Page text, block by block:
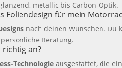
metallic bis Carbon-Optik.
Foliendesign für mein
nach deinen Wünschen. Du
Beratung.
richtig an?
Technologie ausgestattet, die